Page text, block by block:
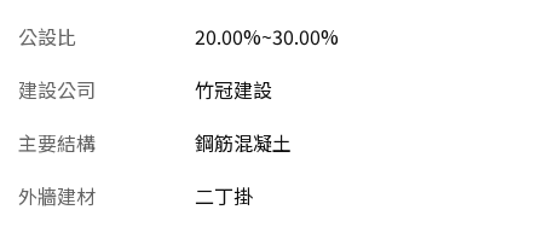
公設比
20.00%~30.00%
建設公司
竹冠建設
主要結構
鋼筋混凝土
外牆建材
二丁掛